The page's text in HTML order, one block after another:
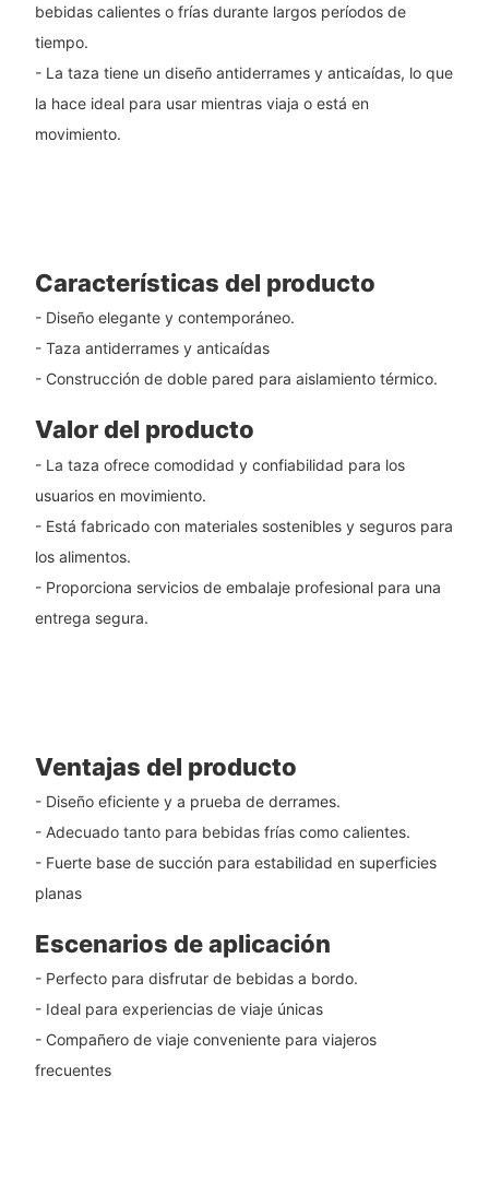
bebidas calientes o frías durante largos períodos de
tiempo.
- La taza tiene un diseño antiderrames y anticaídas, lo que
la hace ideal para usar mientras viaja o está en
movimiento.
Características del producto
- Diseño elegante y contemporáneo.
- Taza antiderrames y anticaídas
- Construcción de doble pared para aislamiento térmico.
Valor del producto
- La taza ofrece comodidad y confiabilidad para los
usuarios en movimiento.
- Está fabricado con materiales sostenibles y seguros para
los alimentos.
- Proporciona servicios de embalaje profesional para una
entrega segura.
Ventajas del producto
- Diseño eficiente y a prueba de derrames.
- Adecuado tanto para bebidas frías como calientes.
- Fuerte base de succión para estabilidad en superficies
planas
Escenarios de aplicación
- Perfecto para disfrutar de bebidas a bordo.
- Ideal para experiencias de viaje únicas
- Compañero de viaje conveniente para viajeros
frecuentes